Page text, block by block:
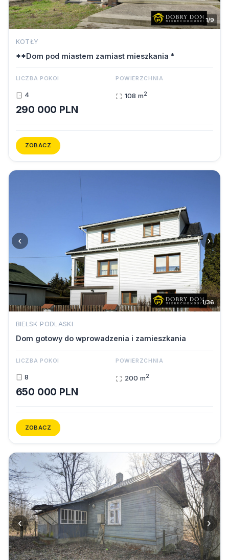
1/9
KOTŁY
**Dom pod miastem zamiast mieszkania *
LICZBA POKOI
4
POWIERZCHNIA
108 m2
290 000 PLN
ZOBACZ
‹ ›
1/36
BIELSK PODLASKI
Dom gotowy do wprowadzenia i zamieszkania
LICZBA POKOI
8
POWIERZCHNIA
200 m2
650 000 PLN
ZOBACZ
‹ ›